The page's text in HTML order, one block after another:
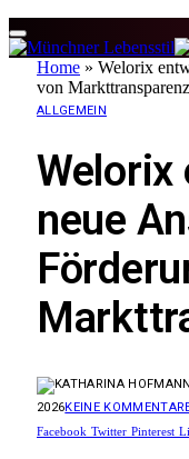
Home » Welorix
von Markttransparenz
ALLGEMEIN
neue
2026KEINE
Facebook Twitter Pinterest